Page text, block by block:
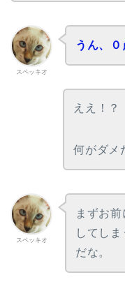
スペッキオ
うん、０
ええ！？
何がダメ
スペッキオ
まずお
してし
だな。